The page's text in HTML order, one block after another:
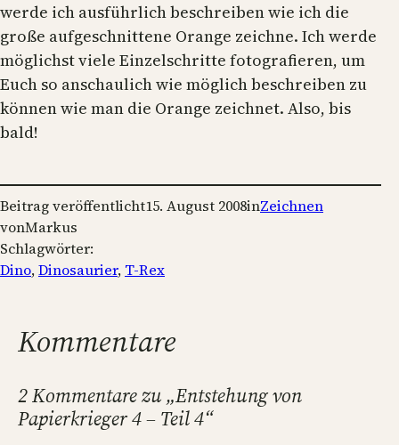
werde ich ausführlich beschreiben wie ich die
große aufgeschnittene Orange zeichne. Ich werde
möglichst viele Einzelschritte fotografieren, um
Euch so anschaulich wie möglich beschreiben zu
können wie man die Orange zeichnet. Also, bis
bald!
Beitrag veröffentlicht15. August 2008inZeichnen
vonMarkus
Schlagwörter:
Dino, Dinosaurier, T-Rex
Kommentare
2 Kommentare zu „Entstehung von
Papierkrieger 4 – Teil 4“